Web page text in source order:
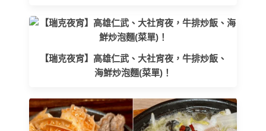
【瑞克夜宵】高雄仁武、大社宵夜，牛排炒飯、
海鮮炒泡麵(菜單)！